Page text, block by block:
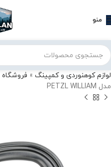
منو
لوازم کوهنوردی و کمپینگ » فروشگاه
مدل PETZL WILLIAM